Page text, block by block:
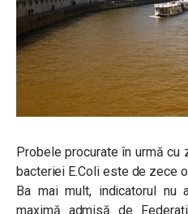
Probele procurate în urmă cu
bacteriei E.Coli este de zece
Ba mai mult, indicatorul
maximă admisă de